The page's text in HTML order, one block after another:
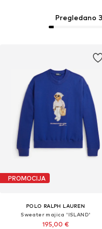
Pregledano
PROMOCIJA
POLO RALPH LAUREN
Sweater majica 'ISLAND'
195,00 €